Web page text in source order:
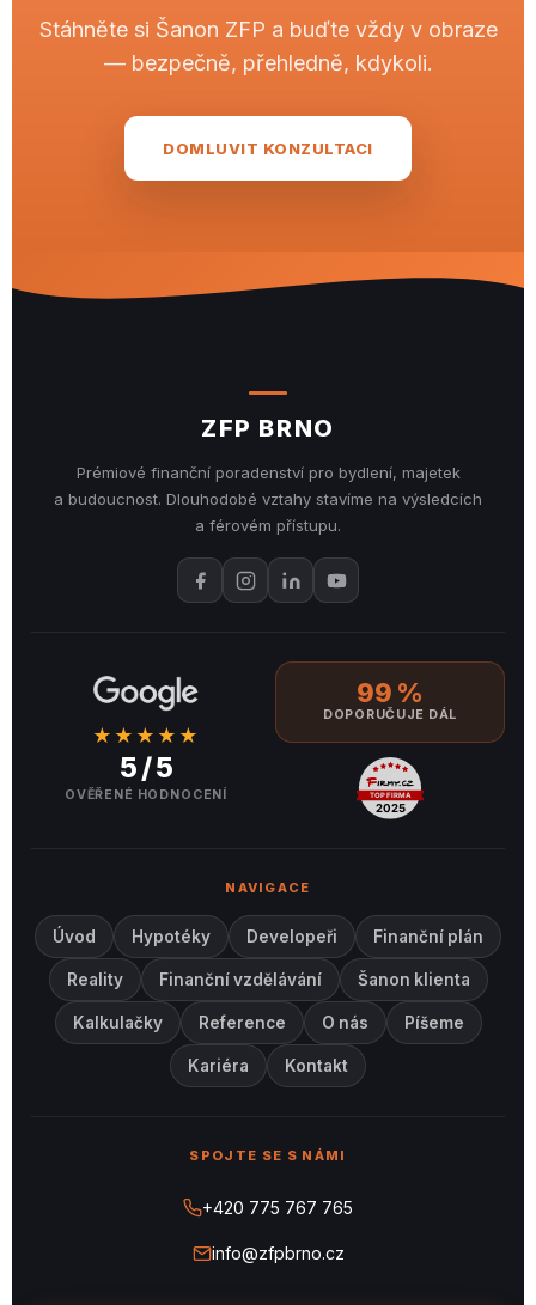
Stáhněte si Šanon ZFP a buďte vždy v obraze
— bezpečně, přehledně, kdykoli.
DOMLUVIT KONZULTACI
ZFP BRNO
Prémiové finanční poradenství pro bydlení, majetek
a budoucnost. Dlouhodobé vztahy stavíme na výsledcích
a férovém přístupu.
★★★★★
5 / 5
OVĚŘENÉ HODNOCENÍ
99 %
DOPORUČUJE DÁL
NAVIGACE
Úvod Hypotéky Developeři Finanční plán
Reality Finanční vzdělávání Šanon klienta
Kalkulačky Reference O nás Píšeme
Kariéra Kontakt
SPOJTE SE S NÁMI
+420 775 767 765
info@zfpbrno.cz